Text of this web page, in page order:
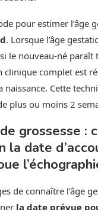
pour estimer l’âge
. Lorsque l’âge
le nouveau-né
clinique complet est
naissance. Cette
plus ou moins 2
grossesse :
la date
de connaître l’âge
la date prévue